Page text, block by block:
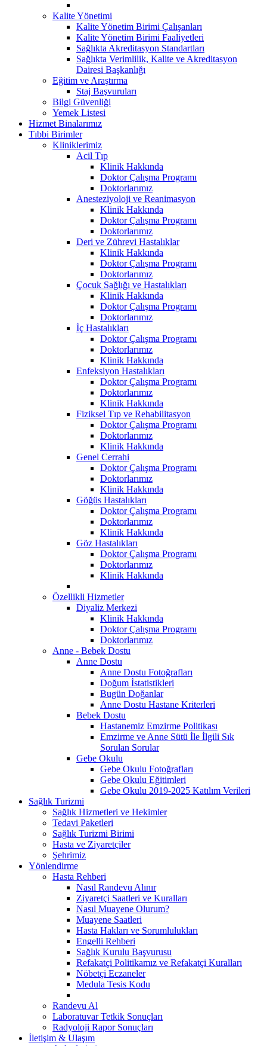
Kalite Yönetimi
Kalite Yönetim Birimi Çalışanları
Kalite Yönetim Birimi Faaliyetleri
Sağlıkta Akreditasyon Standartları
Sağlıkta Verimlilik, Kalite ve Akreditasyon
Dairesi Başkanlığı
Eğitim ve Araştırma
Staj Başvuruları
Bilgi Güvenliği
Yemek Listesi
Hizmet Binalarımız
Tıbbi Birimler
Kliniklerimiz
Acil Tıp
Klinik Hakkında
Doktor Çalışma Programı
Doktorlarımız
Anesteziyoloji ve Reanimasyon
Klinik Hakkında
Doktor Çalışma Programı
Doktorlarımız
Deri ve Zührevi Hastalıklar
Klinik Hakkında
Doktor Çalışma Programı
Doktorlarımız
Çocuk Sağlığı ve Hastalıkları
Klinik Hakkında
Doktor Çalışma Programı
Doktorlarımız
İç Hastalıkları
Doktor Çalışma Programı
Doktorlarımız
Klinik Hakkında
Enfeksiyon Hastalıkları
Doktor Çalışma Programı
Doktorlarımız
Klinik Hakkında
Fiziksel Tıp ve Rehabilitasyon
Doktor Çalışma Programı
Doktorlarımız
Klinik Hakkında
Genel Cerrahi
Doktor Çalışma Programı
Doktorlarımız
Klinik Hakkında
Göğüs Hastalıkları
Doktor Çalışma Programı
Doktorlarımız
Klinik Hakkında
Göz Hastalıkları
Doktor Çalışma Programı
Doktorlarımız
Klinik Hakkında
Özellikli Hizmetler
Diyaliz Merkezi
Klinik Hakkında
Doktor Çalışma Programı
Doktorlarımız
Anne - Bebek Dostu
Anne Dostu
Anne Dostu Fotoğrafları
Doğum İstatistikleri
Bugün Doğanlar
Anne Dostu Hastane Kriterleri
Bebek Dostu
Hastanemiz Emzirme Politikası
Emzirme ve Anne Sütü İle İlgili Sık
Sorulan Sorular
Gebe Okulu
Gebe Okulu Fotoğrafları
Gebe Okulu Eğitimleri
Gebe Okulu 2019-2025 Katılım Verileri
Sağlık Turizmi
Sağlık Hizmetleri ve Hekimler
Tedavi Paketleri
Sağlık Turizmi Birimi
Hasta ve Ziyaretçiler
Şehrimiz
Yönlendirme
Hasta Rehberi
Nasıl Randevu Alınır
Ziyaretçi Saatleri ve Kuralları
Nasıl Muayene Olurum?
Muayene Saatleri
Hasta Hakları ve Sorumlulukları
Engelli Rehberi
Sağlık Kurulu Başvurusu
Refakatçi Politikamız ve Refakatçi Kuralları
Nöbetçi Eczaneler
Medula Tesis Kodu
Randevu Al
Laboratuvar Tetkik Sonuçları
Radyoloji Rapor Sonuçları
İletişim & Ulaşım